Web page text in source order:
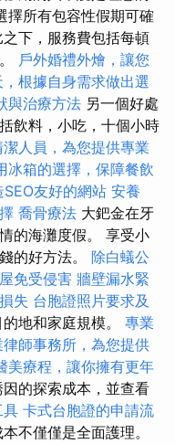
擇所有包容性假期可確
下，服務費包括每頓
戶外婚禮外燴，讓您
根據自身需求做出選
與治療方法 另一個好處
飲料，小吃，十個小時
人員，為您提供專業
冰箱的選擇，保障餐飲
友好的網站 安養
喬骨療法 大鈀金在牙
的海灘度假。 享受小
的好方法。 除白蟻公
免受侵害 牆壁漏水緊
失 台胞證照片要求及
地和家庭規模。 專業
師事務所，為您提供
美療程，讓你擁有更年
的探索成本，並查看
具 卡式台胞證的申請流
不僅僅是全面護理。